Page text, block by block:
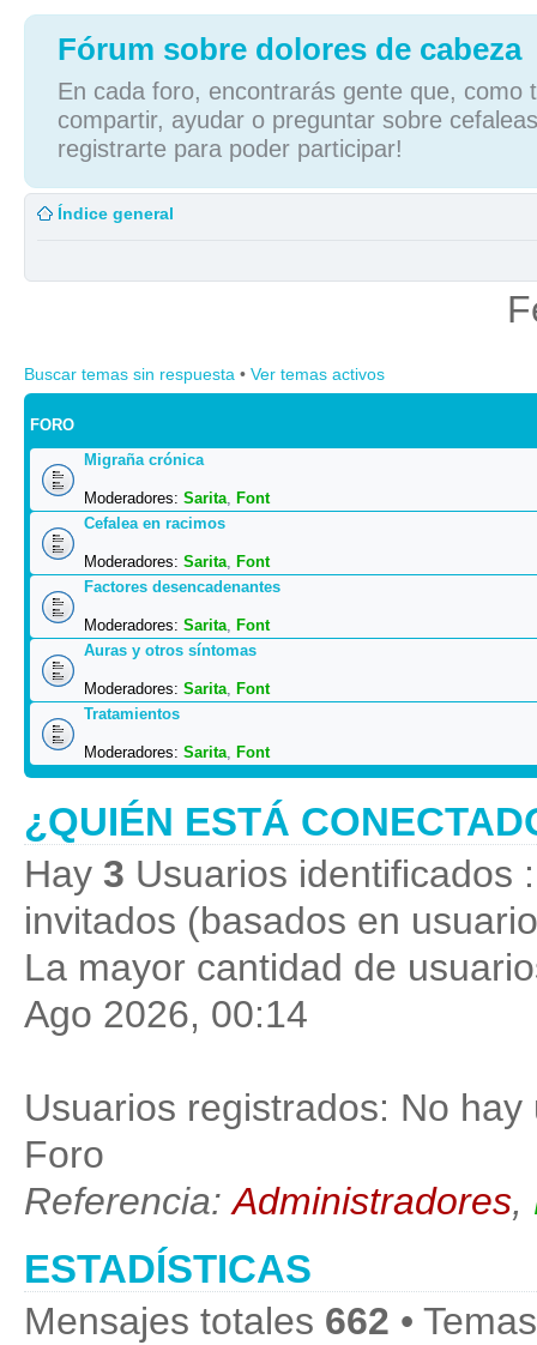
Fórum sobre dolores de cabeza
En cada foro, encontrarás gente que, como
compartir, ayudar o preguntar sobre
registrarte para poder participar!
Índice general
Buscar temas sin respuesta • Ver temas activos
FORO
Migraña crónica
Moderadores: Sarita, Font
Cefalea en racimos
Moderadores: Sarita, Font
Factores desencadenantes
Moderadores: Sarita, Font
Auras y otros síntomas
Moderadores: Sarita, Font
Tratamientos
Moderadores: Sarita, Font
¿QUIÉN ESTÁ
Hay 3 Usuarios identificados
invitados (basados en
La mayor cantidad de
Ago 2026, 00:14
Usuarios registrados: No
Foro
Referencia:Administradores,
ESTADÍSTICAS
Mensajes totales 662 •